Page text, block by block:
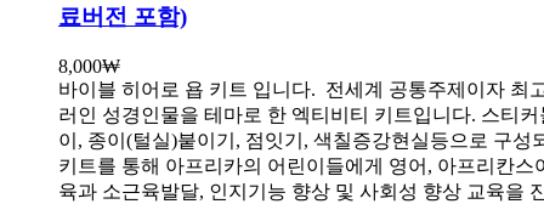
료버전 포함)
8,000₩
바이블 히어로 욥 키트 입니다. 전세계 공통주제이자 최
러인 성경인물을 테마로 한 엑티비티 키트입니다. 스티
이, 종이(털실)붙이기, 점잇기, 색칠증강현실등으로 구성
키트를 통해 아프리카의 어린이들에게 영어, 아프리칸스
육과 소근육발달, 인지기능 향상 및 사회성 향상 교육을